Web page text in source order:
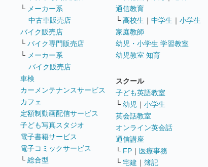
└ メーカー系
中古車販売店
バイク販売店
└ バイク専門販売店
└ メーカー系
バイク販売店
車検
カーメンテナンスサービス
カフェ
定額制動画配信サービス
子ども写真スタジオ
電子書籍サービス
電子コミックサービス
└ 総合型
通信教育
└ 高校生 ｜ 中学生 ｜ 小学生
家庭教師
幼児・小学生 学習教室
幼児教室 知育
スクール
子ども英語教室
└ 幼児 ｜ 小学生
英会話教室
オンライン英会話
通信講座
└ FP ｜ 医療事務
└ 宅建 ｜ 簿記